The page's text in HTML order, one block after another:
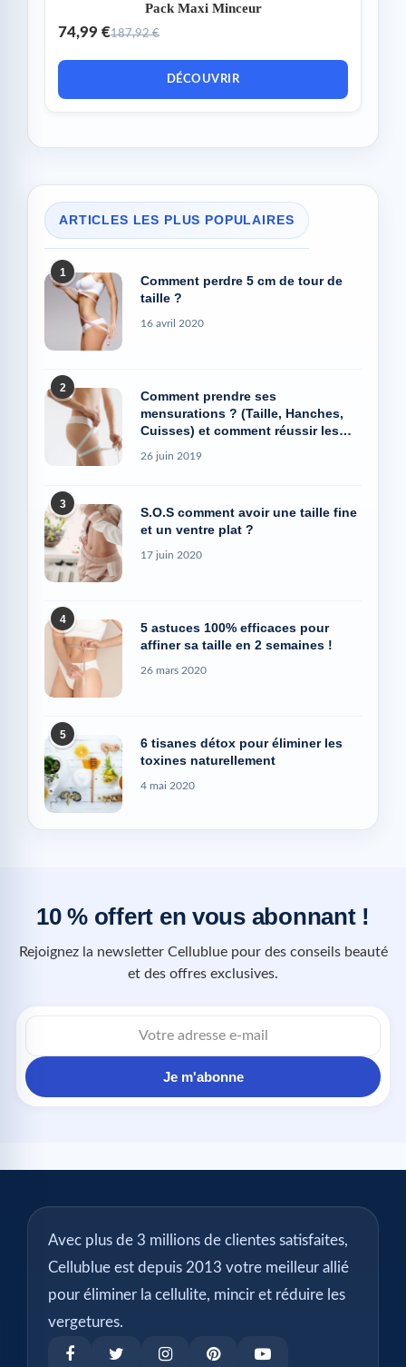
Pack Maxi Minceur
74,99 €187,92 €
DÉCOUVRIR
ARTICLES LES PLUS POPULAIRES
1
Comment perdre 5 cm de tour de
taille ?
16 avril 2020
2
Comment prendre ses
mensurations ? (Taille, Hanches,
Cuisses) et comment réussir les
26 juin 2019
3
S.O.S comment avoir une taille fine
et un ventre plat ?
17 juin 2020
4
5 astuces 100% efficaces pour
affiner sa taille en 2 semaines !
26 mars 2020
5
6 tisanes détox pour éliminer les
toxines naturellement
4 mai 2020
10 % offert en vous abonnant !
Rejoignez la newsletter Cellublue pour des conseils beauté
et des offres exclusives.
Je m'abonne
Avec plus de 3 millions de clientes satisfaites,
Cellublue est depuis 2013 votre meilleur allié
pour éliminer la cellulite, mincir et réduire les
vergetures.